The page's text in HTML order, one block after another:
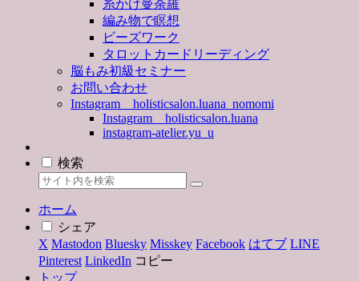
糸かけ曼荼羅
編み物で瞑想
ビーズワーク
タロットカードリーディング
脳もみ初級セミナー
お問い合わせ
Instagram holisticsalon.luana_nomomi
Instagram holisticsalon.luana
instagram-atelier.yu_u
検索
ホーム
シェア
X Mastodon Bluesky Misskey Facebook はてブ LINE
Pinterest LinkedIn コピー
トップ